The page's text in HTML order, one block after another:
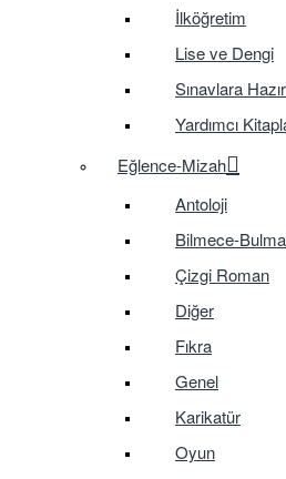
İlköğretim
Lise ve Dengi
Sınavlara
Yardımcı
Eğlence-Mizah
Antoloji
Bilmece-
Çizgi Roman
Diğer
Fıkra
Genel
Karikatür
Oyun